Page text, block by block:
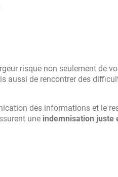
risque non seulement de
aussi de rencontrer des
des informations et le
une indemnisation juste